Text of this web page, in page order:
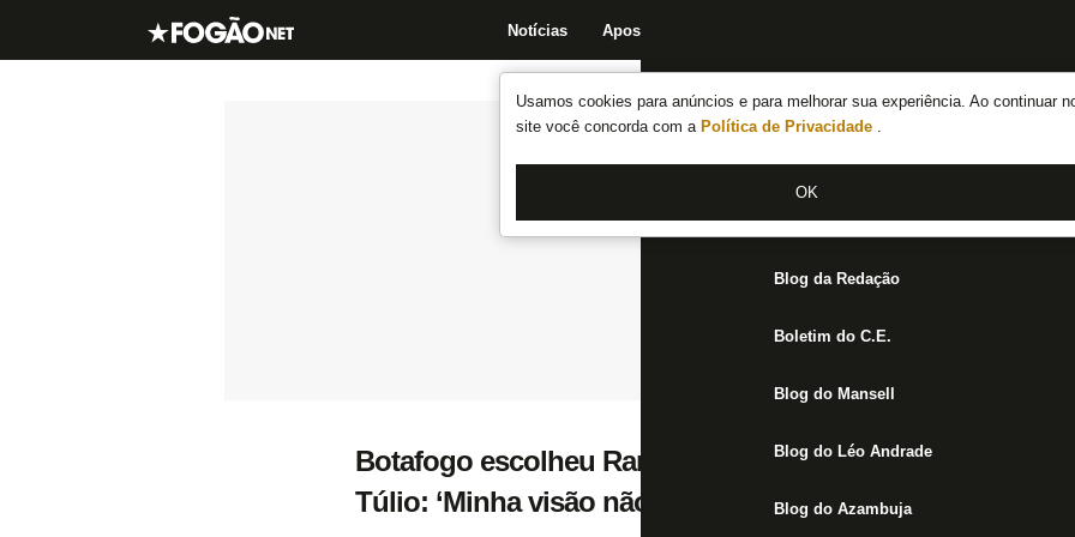
Usamos cookies para anúncios e para melhorar sua experiência. Ao continuar
site você concorda com a Política de Privacidade .
OK
Notícias Apostas
Notícias do Botafogo
Fórum
Jogos
Blog da Redação
Boletim do C.E.
Blog do Mansell
Blog do Léo Andrade
Blog do Azambuja
Botafogo escolheu Ramón Díaz pensando no próximo
Túlio: ‘Minha visão não é essa’